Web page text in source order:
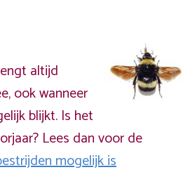
altijd
ook wanneer
blijkt. Is het
Lees dan voor de
mogelijk is